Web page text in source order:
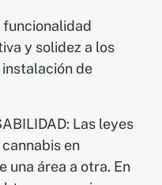
y solidez a los
de
Las leyes
en
una área a otra. En